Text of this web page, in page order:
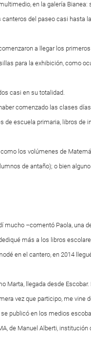
en la galería Bianea:
del paseo casi hasta
a llegar los
para la exhibición, como
casi en su totalidad.
comenzado las clases
de escuela primaria, libros de
los volúmenes de
de antaño); o bien
mucho –comentó Paola, una
más a los libros
en el cantero, en 2014
Marta, llegada desde Escobar.
vez que participo, me vine
publicó en los medios
de Manuel Alberti, institución